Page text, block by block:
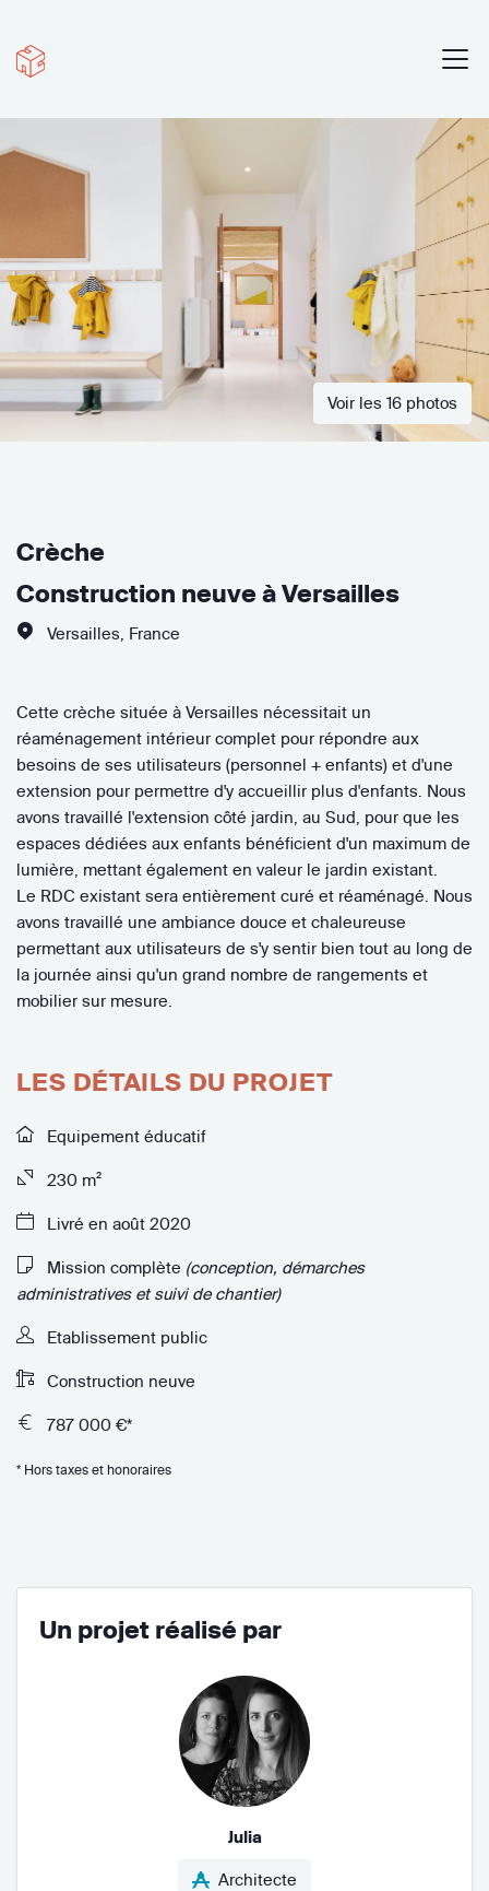
Voir les 16 photos
Crèche
Construction neuve à Versailles
Versailles France
Cette crèche située à Versailles nécessitait un
réaménagement intérieur complet pour répondre aux
besoins de ses utilisateurs (personnel + enfants) et d'une
extension pour permettre d'y accueillir plus d'enfants. Nous
avons travaillé l'extension côté jardin, au Sud, pour que les
espaces dédiées aux enfants bénéficient d'un maximum de
lumière, mettant également en valeur le jardin existant.
Le RDC existant sera entièrement curé et réaménagé. Nous
avons travaillé une ambiance douce et chaleureuse
permettant aux utilisateurs de s'y sentir bien tout au long de
la journée ainsi qu'un grand nombre de rangements et
mobilier sur mesure.
LES DÉTAILS DU PROJET
Equipement éducatif
230 m²
Livré en août 2020
Mission complète (conception, démarches
administratives et suivi de chantier)
Etablissement public
Construction neuve
787 000 €*
* Hors taxes et honoraires
Un projet réalisé par
Julia
Architecte